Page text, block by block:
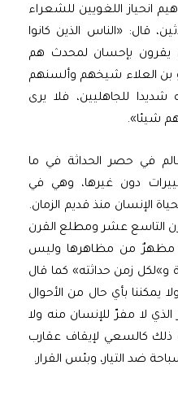
انحياز اللغويين للشعراء
قال: «الناس الذين كانوا
يقرون بإحسان لمحدث هم
بن العلاء شيخهم وألسنهم
للجاهليين، فلا يرى
شيئا».
في حصر الحداثة في ما
دون غيرها، وهي في
الإنسان منذ قديم الزمان.
التاسع عشر ومطلع القرن
مظهرٌ من مظاهرها وليس
و»لكل زمن حداثته» كما قال
يمكننا بأي حال من الأحوال
لا مفرّ للإنسان منه ولا
ذلك كالسعي لإيقاف عقارب
ضد التيار، وبئس القرار.